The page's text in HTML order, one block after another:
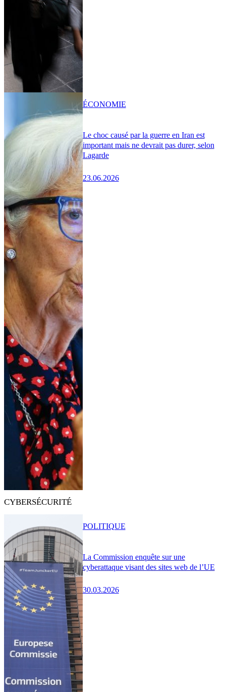
Le choc causé par la guerre en Iran est
important mais ne devrait pas durer, selon
Lagarde
23.06.2026
ÉCONOMIE
CYBERSÉCURITÉ
La Commission enquête sur une
cyberattaque visant des sites web de l’UE
30.03.2026
POLITIQUE